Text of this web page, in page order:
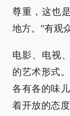
尊重，这也
地方。”有观
电影、电视
的艺术形式
各有各的味
着开放的态